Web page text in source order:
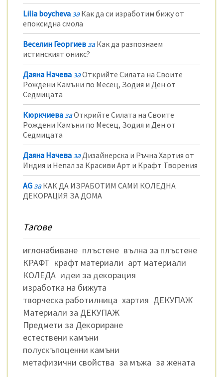
Lilia boycheva за Как да си изработим бижу от
епоксидна смола
Веселин Георгиев за Как да разпознаем
истинският оникс?
Даяна Начева заОткрийте Силата на Своите
Рождени Камъни по Месец, Зодия и Ден от
Седмицата
Кюркчиева заОткрийте Силата на Своите
Рождени Камъни по Месец, Зодия и Ден от
Седмицата
Даяна Начева за Дизайнерска и Ръчна Хартия от
Индия и Непал за Красиви Арт и Крафт Творения
AG за КАК ДА ИЗРАБОТИМ САМИ КОЛЕДНА
ДЕКОРАЦИЯ ЗА ДОМА
Тагове
иглонабиване плъстене вълна за плъстене
КРАФТ крафт материали арт материали
КОЛЕДА идеи за декорация
изработка на бижута
творческа работилница хартия ДЕКУПАЖ
Материали за ДЕКУПАЖ
Предмети за Декориране
естествени камъни
полускъпоценни камъни
метафизични свойства за мъжа за жената